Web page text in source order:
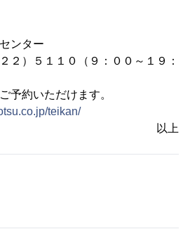
ンター
）５１１０（９：００～１９：
予約いただけます。
teikan/
以上